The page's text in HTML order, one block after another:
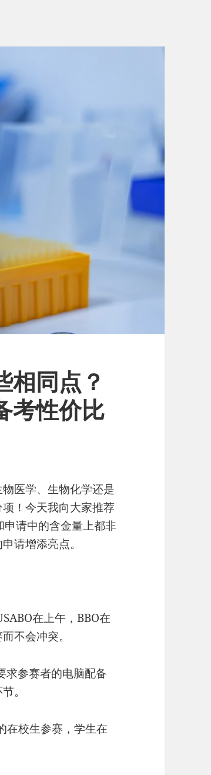
相同点？
考性价比
医学、生物化学还是
！今天我向大家推荐
申请中的含金量上都非
请增添亮点。
在上午，BBO在
不会冲突。
求参赛者的电脑配备
。
在校生参赛，学生在